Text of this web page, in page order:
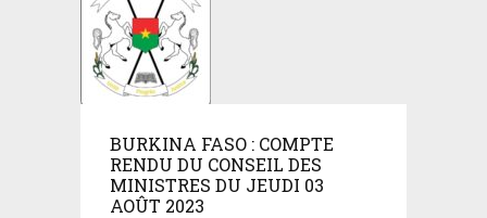
BURKINA FASO : COMPTE
RENDU DU CONSEIL DES
MINISTRES DU JEUDI 03
AOÛT 2023